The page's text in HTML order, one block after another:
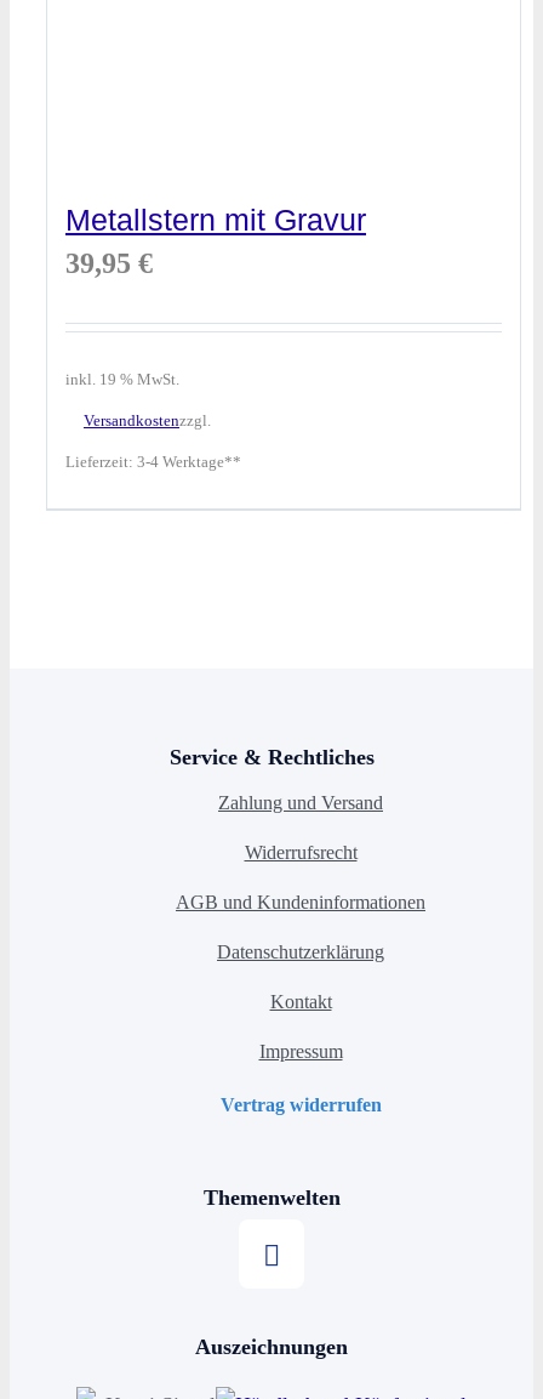
Metallstern mit Gravur
39,95 €
inkl. 19 % MwSt.
zzgl.
Versandkosten
Lieferzeit: 3-4 Werktage**
Service & Rechtliches
Zahlung und Versand
Widerrufsrecht
AGB und Kundeninformationen
Datenschutzerklärung
Kontakt
Impressum
Vertrag widerrufen
Themenwelten
Horoskop kaufen
Auszeichnungen